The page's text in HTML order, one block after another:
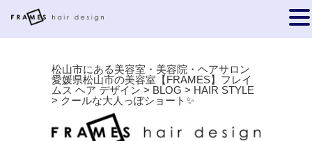
松山市にある美容室・美容院・ヘアサロン
愛媛県松山市の美容室【FRAMES】フレイ
ムス ヘア デザイン > BLOG > HAIR STYLE
> クールな大人っぽショート✨